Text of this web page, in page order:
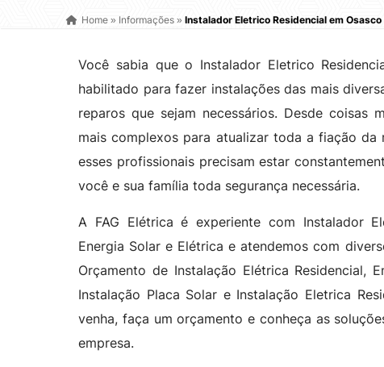
Home » Informações » Instalador Eletrico Residencial em Osasco
Você sabia que o Instalador Eletrico
habilitado para fazer instalações das mais
reparos que sejam necessários. Desde coisas
mais complexos para atualizar toda a fiação
esses profissionais precisam estar
você e sua família toda segurança necessária.
A FAG Elétrica é experiente com Instalador
Energia Solar e Elétrica e atendemos com
Orçamento de Instalação Elétrica Residencial,
Instalação Placa Solar e Instalação Eletrica
venha, faça um orçamento e conheça as
empresa.